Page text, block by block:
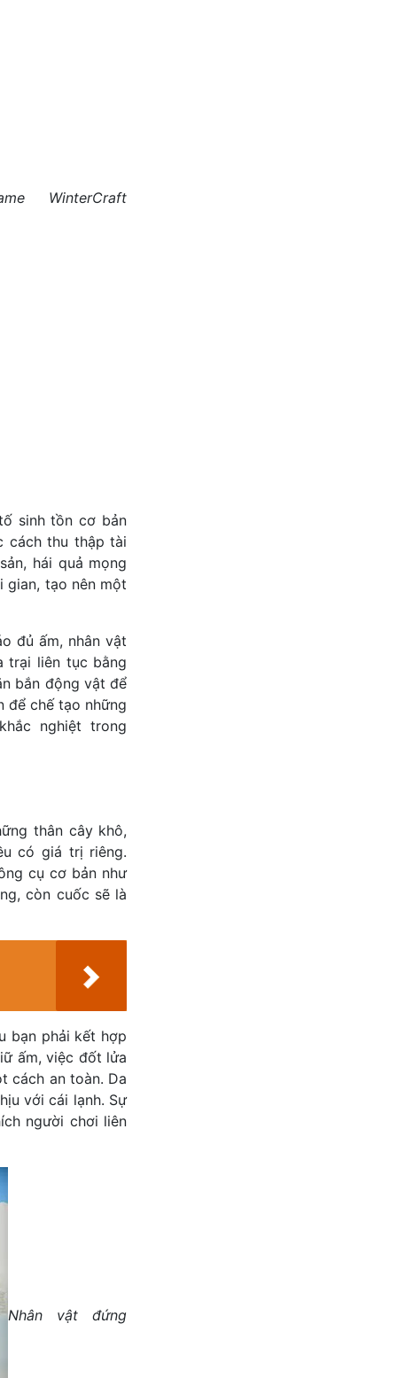
WinterCraft
sinh tồn cơ bản
cách thu thập tài
hái quả mọng
gian, tạo nên một
đủ ấm, nhân vật
trại liên tục bằng
bắn động vật để
để chế tạo những
nghiệt trong
thân cây khô,
có giá trị riêng.
cụ cơ bản như
còn cuốc sẽ là
bạn phải kết hợp
ấm, việc đốt lửa
cách an toàn. Da
với cái lạnh. Sự
người chơi liên
Nhân vật đứng